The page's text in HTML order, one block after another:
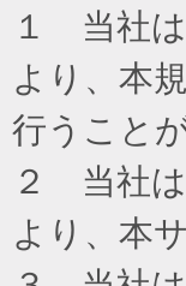
１ 当社は
より、本
行うこと
２ 当社は
より、本